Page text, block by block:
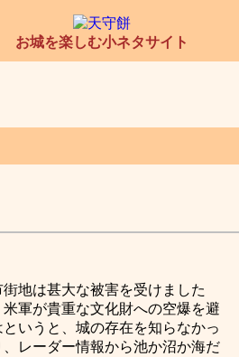
お城を楽しむ小ネタサイト
地は甚大な被害を受けました
軍が貴重な文化財への空爆を避
いうと、城の存在を知らなかっ
レーダー情報から池か沼か海だ